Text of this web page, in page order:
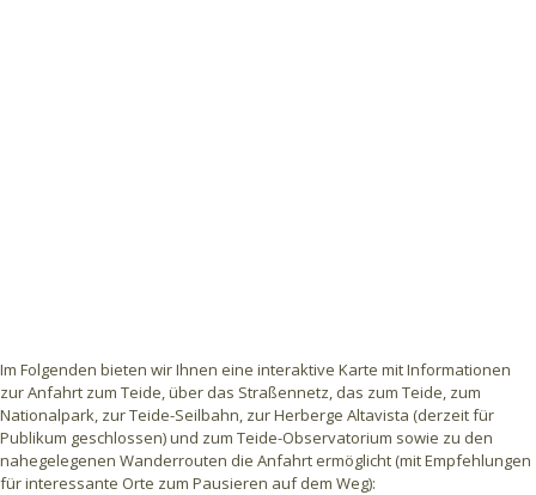
Im Folgenden bieten wir Ihnen eine interaktive Karte mit Informationen
zur Anfahrt zum Teide, über das Straßennetz, das zum Teide, zum
Nationalpark, zur Teide-Seilbahn, zur Herberge Altavista (derzeit für
Publikum geschlossen) und zum Teide-Observatorium sowie zu den
nahegelegenen Wanderrouten die Anfahrt ermöglicht (mit Empfehlungen
für interessante Orte zum Pausieren auf dem Weg):